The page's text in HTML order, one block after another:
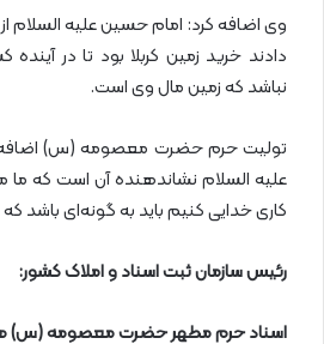
وی اضافه کرد: امام حسین علیه السلام
دادند خرید زمین کربلا بود تا در
نباشد که زمین مال وی است.
تولیت حرم حضرت معصومه (س) اضافه
علیه السلام نشاندهنده آن است که
کاری خدایی کنیم باید به گونه‌ای باشد
رئیس سازمان ثبت اسناد و املاک کشور:
اسناد حرم مطهر حضرت معصومه (س)